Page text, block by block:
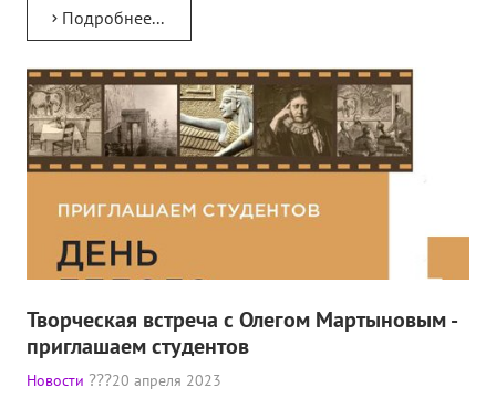
Подробнее...
Творческая встреча с Олегом Мартыновым -
приглашаем студентов
Новости 20 апреля 2023